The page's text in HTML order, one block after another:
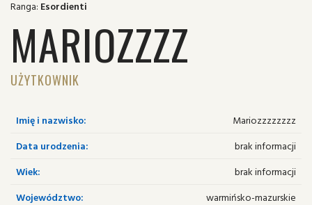
Ranga: Esordienti
MARIOZZZZ
UŻYTKOWNIK
Imię i nazwisko:
Mariozzzzzzzz
Data urodzenia:
brak informacji
Wiek:
brak informacji
Województwo:
warmińsko-mazurskie